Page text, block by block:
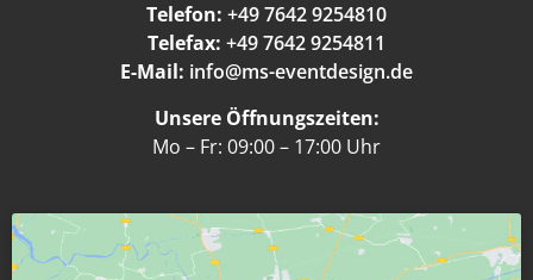
Telefon: +49 7642 9254810
Telefax: +49 7642 9254811
E-Mail: info@ms-eventdesign.de
Unsere Öffnungszeiten:
Mo – Fr: 09:00 – 17:00 Uhr